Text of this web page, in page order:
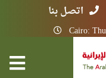
اتصل بنا
Cairo: